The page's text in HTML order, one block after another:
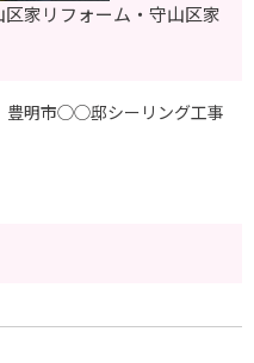
家リフォーム・守山区家
豊明市◯◯邸シーリング工事